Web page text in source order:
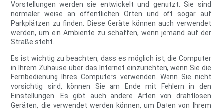
Vorstellungen werden sie entwickelt und genutzt. Sie sind
normaler weise an öffentlichen Orten und oft sogar auf
Parkplätzen zu finden. Diese Geräte können auch verwendet
werden, um ein Ambiente zu schaffen, wenn jemand auf der
Straße steht.
Es ist wichtig zu beachten, dass es möglich ist, die Computer
in Ihrem Zuhause über das Internet einzurichten, wenn Sie die
Fernbedienung Ihres Computers verwenden. Wenn Sie nicht
vorsichtig sind, können Sie am Ende mit Fehlern in den
Einstellungen. Es gibt auch andere Arten von drahtlosen
Geräten, die verwendet werden können, um Daten von Ihrem